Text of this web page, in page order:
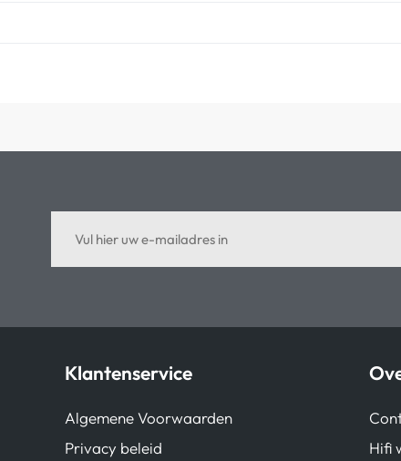
Klantenservice
Algemene Voorwaarden
Privacy beleid
Hifi